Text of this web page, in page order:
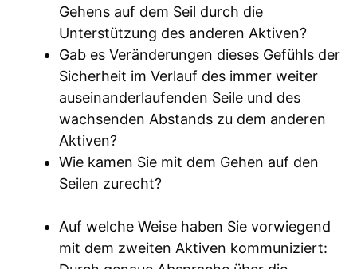
Gehens auf dem Seil durch die
Unterstützung des anderen Aktiven?
Gab es Veränderungen dieses Gefühls der
Sicherheit im Verlauf des immer weiter
auseinanderlaufenden Seile und des
wachsenden Abstands zu dem anderen
Aktiven?
Wie kamen Sie mit dem Gehen auf den
Seilen zurecht?
Auf welche Weise haben Sie vorwiegend
mit dem zweiten Aktiven kommuniziert: